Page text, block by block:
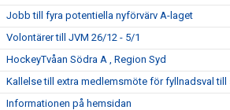
Jobb till fyra potentiella nyförvärv A-laget
Volontärer till JVM 26/12 - 5/1
HockeyTvåan Södra A , Region Syd
Kallelse till extra medlemsmöte för fyllnadsval till
Informationen på hemsidan